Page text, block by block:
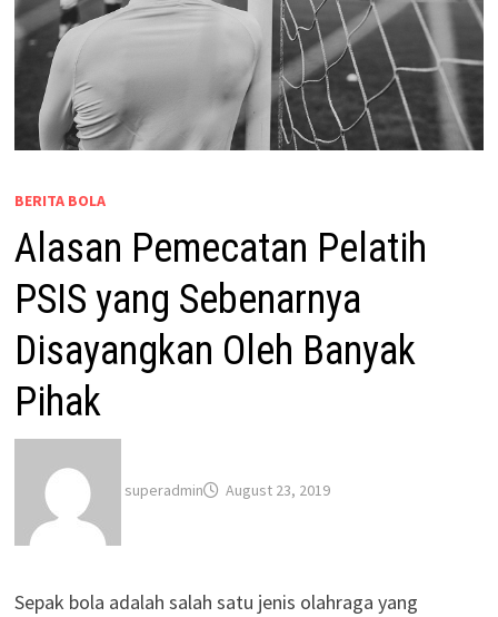
BERITA BOLA
Alasan Pemecatan Pelatih
PSIS yang Sebenarnya
Disayangkan Oleh Banyak
Pihak
superadmin August 23, 2019
Sepak bola adalah salah satu jenis olahraga yang